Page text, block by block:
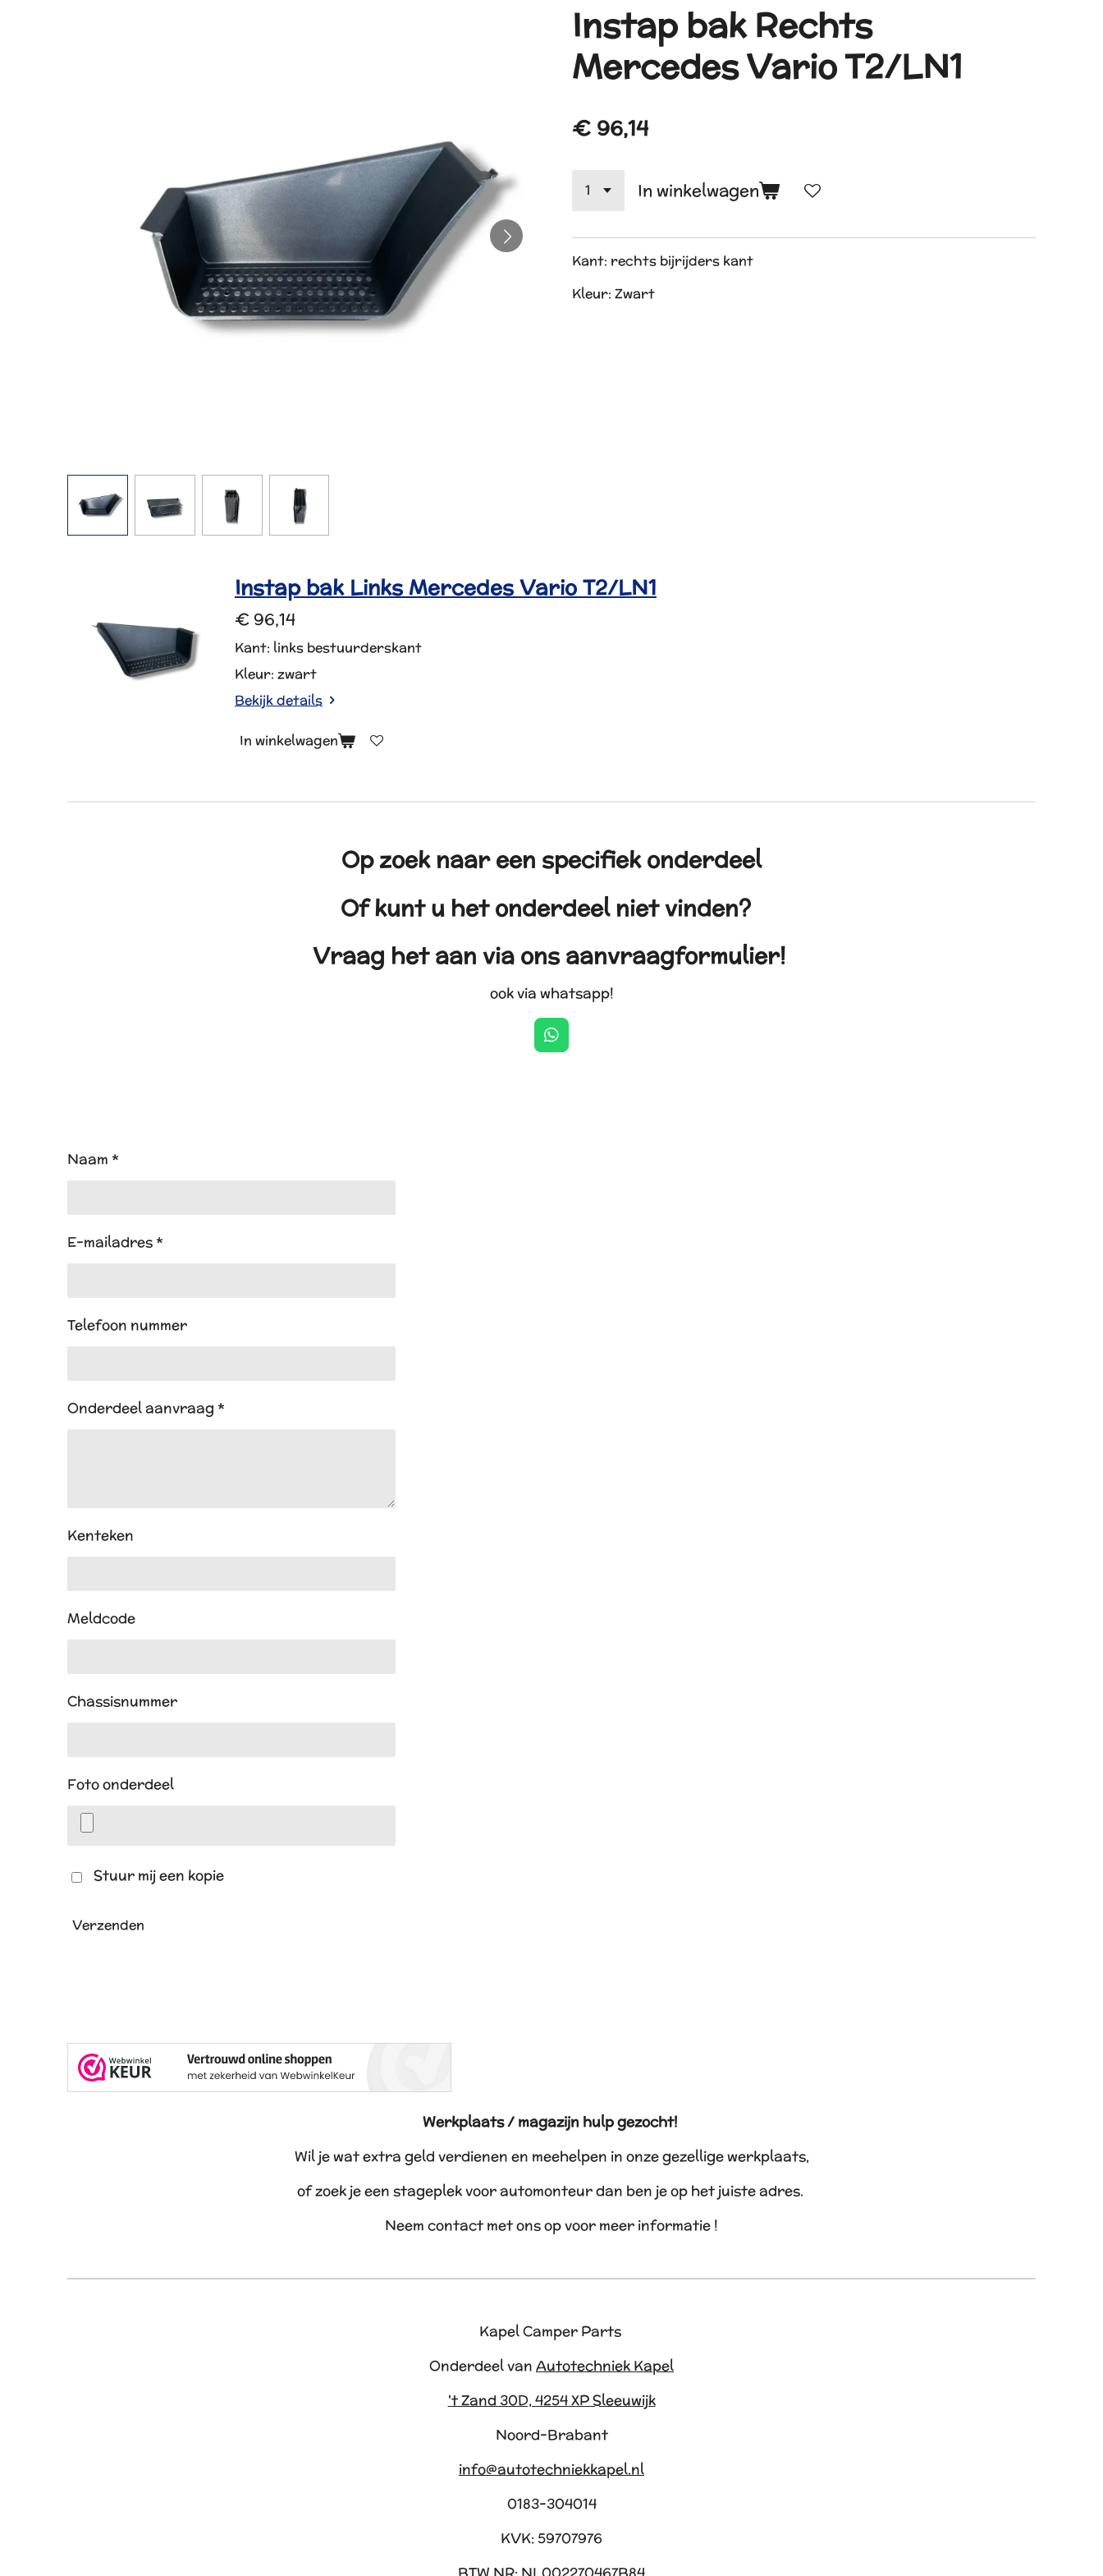
Instap bak Rechts
Mercedes Vario T2/LN1
€ 96,14
In winkelwagen
Kant: rechts bijrijders kant
Kleur: Zwart
Instap bak Links Mercedes Vario T2/LN1
€ 96,14
Kant: links bestuurderskant
Kleur: zwart
Bekijk details
In winkelwagen
Op zoek naar een specifiek onderdeel
Of kunt u het onderdeel niet vinden?
Vraag het aan via ons aanvraagformulier!
ook via whatsapp!
W
h
Naam *
E-mailadres *
Telefoon nummer
Onderdeel aanvraag *
Kenteken
Meldcode
Chassisnummer
Foto onderdeel
Stuur mij een kopie
Verzenden
Werkplaats / magazijn hulp gezocht!
Wil je wat extra geld verdienen en meehelpen in onze gezellige werkplaats,
of zoek je een stageplek voor automonteur dan ben je op het juiste adres.
Neem contact met ons op voor meer informatie !
Kapel Camper Parts
Onderdeel van Autotechniek Kapel
't Zand 30D, 4254 XP Sleeuwijk
Noord-Brabant
info@autotechniekkapel.nl
0183-304014
KVK: 59707976